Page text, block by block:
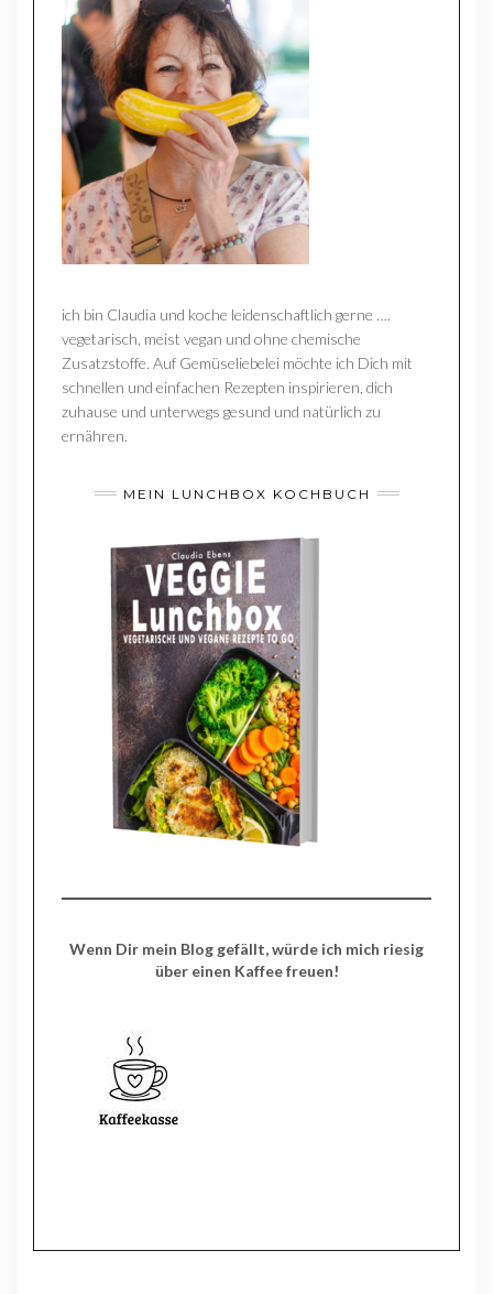
ich bin Claudia und koche leidenschaftlich gerne ….
vegetarisch, meist vegan und ohne chemische
Zusatzstoffe. Auf Gemüseliebelei möchte ich Dich mit
schnellen und einfachen Rezepten inspirieren, dich
zuhause und unterwegs gesund und natürlich zu
ernähren.
MEIN LUNCHBOX KOCHBUCH
Wenn Dir mein Blog gefällt, würde ich mich riesig
über einen Kaffee freuen!